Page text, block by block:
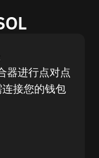
器进行点对点
接您的钱包